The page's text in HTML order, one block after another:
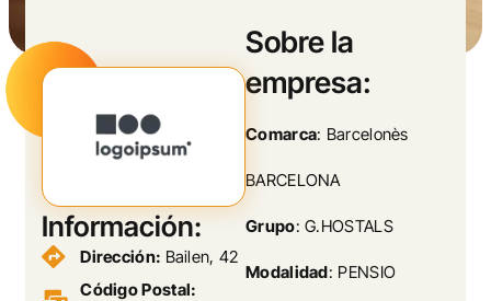
Sobre la
empresa:
Comarca: Barcelonès
BARCELONA
Grupo: G.HOSTALS
Modalidad: PENSIO
Información:
Dirección: Bailen, 42
Código Postal: